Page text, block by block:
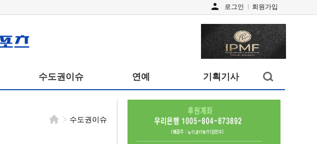
person 로그인 회원가입
수도권이슈 연예 기획기사 검색창
열기/
닫기
수도권이슈